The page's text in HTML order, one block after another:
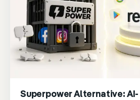
Superpower Alternative: AI-